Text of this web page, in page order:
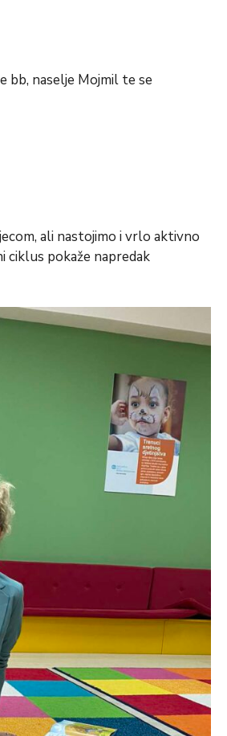
bb, naselje Mojmil te se
ali nastojimo i vrlo aktivno
ciklus pokaže napredak